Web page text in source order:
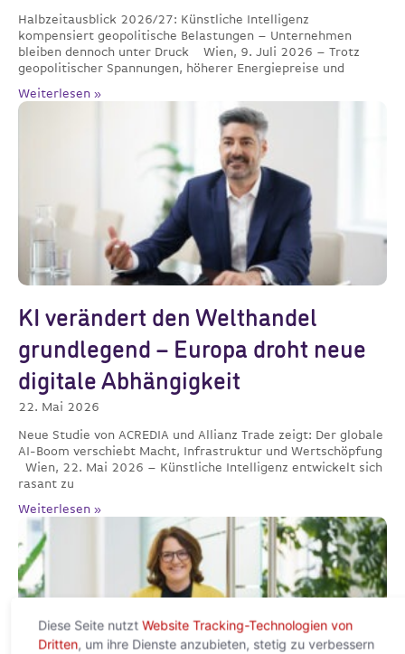
Halbzeitausblick 2026/27: Künstliche Intelligenz
kompensiert geopolitische Belastungen – Unternehmen
bleiben dennoch unter Druck Wien, 9. Juli 2026 – Trotz
geopolitischer Spannungen, höherer Energiepreise und
Weiterlesen »
KI verändert den Welthandel
grundlegend – Europa droht neue
digitale Abhängigkeit
22. Mai 2026
Neue Studie von ACREDIA und Allianz Trade zeigt: Der globale
AI-Boom verschiebt Macht, Infrastruktur und Wertschöpfung
Wien, 22. Mai 2026 – Künstliche Intelligenz entwickelt sich
rasant zu
Weiterlesen »
Diese Seite nutzt Website Tracking-Technologien von
Dritten, um ihre Dienste anzubieten, stetig zu verbessern